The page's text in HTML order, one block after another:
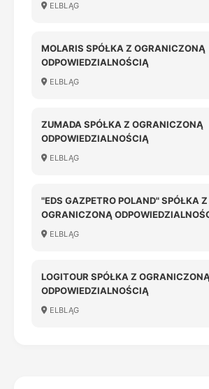
ELBLĄG
MOLARIS SPÓŁKA Z OGRANICZONĄ
ODPOWIEDZIALNOŚCIĄ
ELBLĄG
ZUMADA SPÓŁKA Z OGRANICZONĄ
ODPOWIEDZIALNOŚCIĄ
ELBLĄG
"EDS GAZPETRO POLAND" SPÓŁKA Z
OGRANICZONĄ
LIKWIDACJI
ELBLĄG
LOGITOUR SPÓŁKA Z OGRANICZONĄ
ODPOWIEDZIALNOŚCIĄ
ELBLĄG